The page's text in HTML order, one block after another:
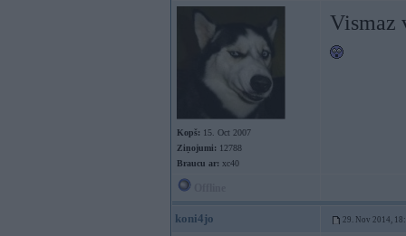
Kopš: 15. Oct 2007
Ziņojumi: 12788
Braucu ar: xc40
Vismaz
koni4jo 29. Nov 2014,